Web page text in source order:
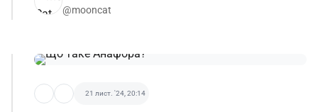
@mooncat
21 лист. '24, 20:14